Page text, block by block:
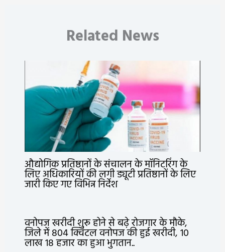
Related News
औद्योगिक प्रतिष्ठानों के संचालन के मॉनिटरिंग के
लिए अधिकारियों की लगी ड्यूटी प्रतिष्ठानों के लिए
जारी किए गए विभिन्न निर्देश
वनोपज खरीदी शुरू होने से बढ़े रोजगार के मौके,
जिले में 804 क्विंटल वनोपज की हुई खरीदी, 10
लाख 18 हजार का हुआ भुगतान..